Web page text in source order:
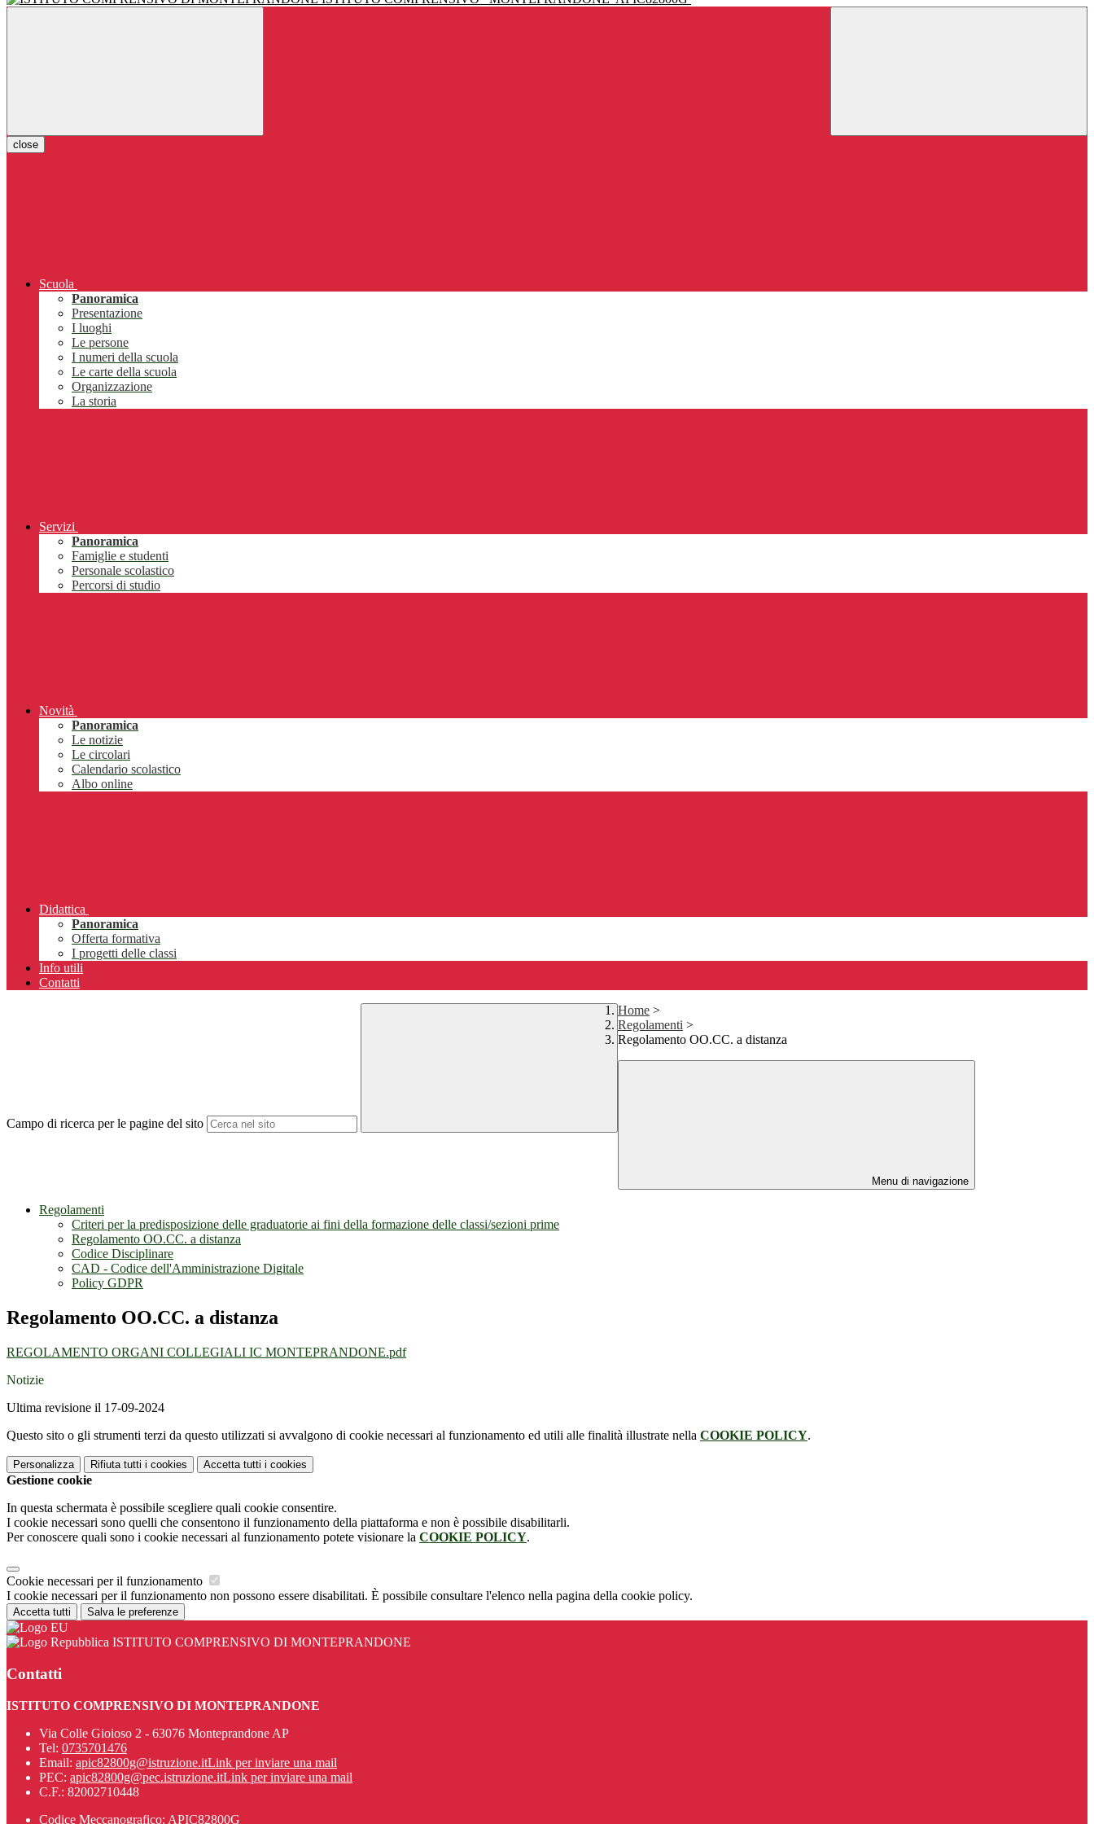
close
Scuola
Panoramica
Presentazione
I luoghi
Le persone
I numeri della scuola
Le carte della scuola
Organizzazione
La storia
Servizi
Panoramica
Famiglie e studenti
Personale scolastico
Percorsi di studio
Novità
Panoramica
Le notizie
Le circolari
Calendario scolastico
Albo online
Didattica
Panoramica
Offerta formativa
I progetti delle classi
Info utili
Contatti
Campo di ricerca per le pagine del sito
Home >
Regolamenti >
Regolamento OO.CC. a distanza
Menu di navigazione
Regolamenti
Criteri per la predisposizione delle graduatorie ai fini della formazione delle classi/sezioni prime
Regolamento OO.CC. a distanza
Codice Disciplinare
CAD - Codice dell'Amministrazione Digitale
Policy GDPR
Regolamento OO.CC. a distanza
REGOLAMENTO ORGANI COLLEGIALI IC MONTEPRANDONE.pdf
Notizie
Ultima revisione il 17-09-2024
Questo sito o gli strumenti terzi da questo utilizzati si avvalgono di cookie necessari al funzionamento ed utili alle finalità illustrate nella COOKIE POLICY.
Personalizza Rifiuta tutti i cookies Accetta tutti i cookies
Gestione cookie
In questa schermata è possibile scegliere quali cookie consentire.
I cookie necessari sono quelli che consentono il funzionamento della piattaforma e non è possibile disabilitarli.
Per conoscere quali sono i cookie necessari al funzionamento potete visionare la COOKIE POLICY.
Cookie necessari per il funzionamento
I cookie necessari per il funzionamento non possono essere disabilitati. È possibile consultare l'elenco nella pagina della cookie policy.
Accetta tutti Salva le preferenze
ISTITUTO COMPRENSIVO DI MONTEPRANDONE
Contatti
ISTITUTO COMPRENSIVO DI MONTEPRANDONE
Via Colle Gioioso 2 - 63076 Monteprandone AP
Tel: 0735701476
Email: apic82800g@istruzione.itLink per inviare una mail
PEC: apic82800g@pec.istruzione.itLink per inviare una mail
C.F.: 82002710448
Codice Meccanografico: APIC82800G